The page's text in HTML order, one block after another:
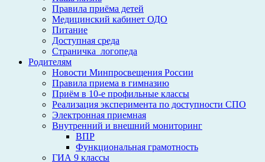
Правила приёма детей
Медицинский кабинет ОДО
Питание
Доступная среда
Страничка_логопеда
Родителям
Новости Минпросвещения России
Правила приема в гимназию
Приём в 10-е профильные классы
Реализация эксперимента по доступности СПО
Электронная приемная
Внутренний и внешний мониторинг
ВПР
Функциональная грамотность
ГИА 9 классы